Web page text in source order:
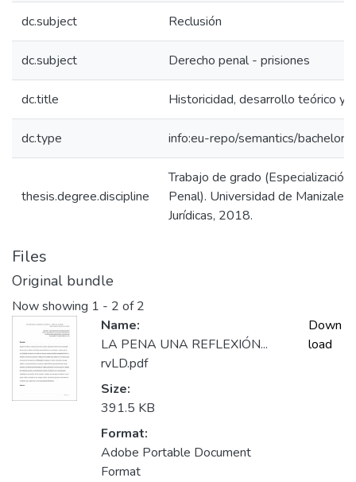
dc.subject Reclusión
dc.subject Derecho penal - prisiones
dc.title Historicidad, desarrollo teórico y
dc.type info:eu-repo/semantics/
thesis.degree.discipline
Trabajo de grado
Penal). Universidad de
Jurídicas, 2018.
Files
Original bundle
Now showing 1 - 2 of 2
Name:
LA PENA UNA REFLEXIÓN...
rvLD.pdf
Size:
391.5 KB
Format:
Adobe Portable Document
Format
Down
load